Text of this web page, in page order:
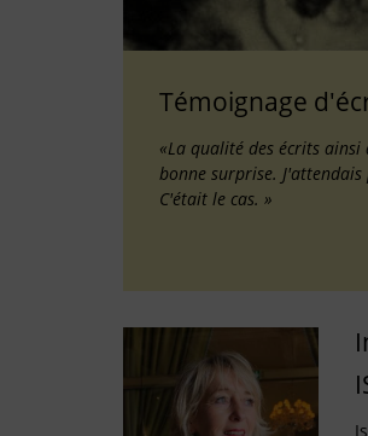
Témoignage
«La qualité des écrits
bonne surprise.
C'était le cas. »